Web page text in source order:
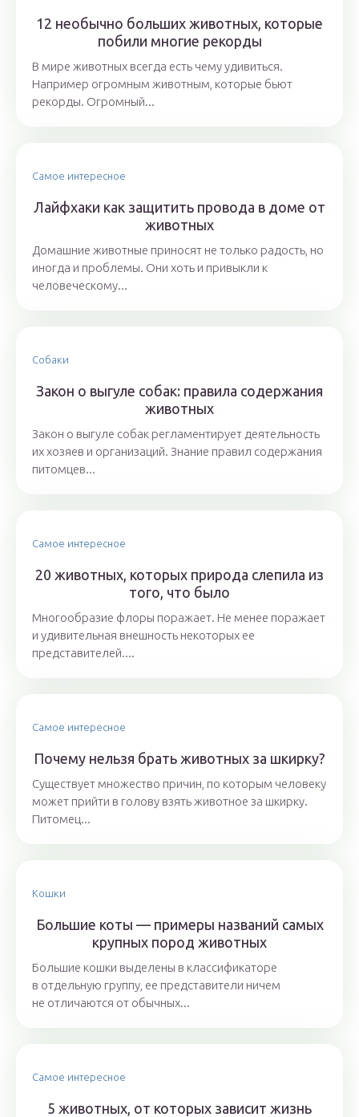
12 необычно больших животных, которые
побили многие рекорды
В мире животных всегда есть чему удивиться.
Например огромным животным, которые бьют
рекорды. Огромный...
Самое интересное
Лайфхаки как защитить провода в доме от
животных
Домашние животные приносят не только радость, но
иногда и проблемы. Они хоть и привыкли к
человеческому...
Собаки
Закон о выгуле собак: правила содержания
животных
Закон о выгуле собак регламентирует деятельность
их хозяев и организаций. Знание правил содержания
питомцев...
Самое интересное
20 животных, которых природа слепила из
того, что было
Многообразие флоры поражает. Не менее поражает
и удивительная внешность некоторых ее
представителей....
Самое интересное
Почему нельзя брать животных за шкирку?
Существует множество причин, по которым человеку
может прийти в голову взять животное за шкирку.
Питомец...
Кошки
Большие коты — примеры названий самых
крупных пород животных
Большие кошки выделены в классификаторе
в отдельную группу, ее представители ничем
не отличаются от обычных...
Самое интересное
5 животных, от которых зависит жизнь